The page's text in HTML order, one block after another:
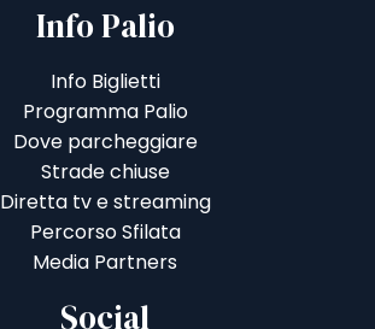
Info Palio
Info Biglietti
Programma Palio
Dove parcheggiare
Strade chiuse
Diretta tv e streaming
Percorso Sfilata
Media Partners
Social